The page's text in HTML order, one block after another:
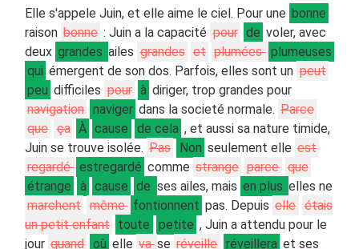
Elle s'appele Juin, et elle aime le ciel. Pour une bonne
raison bonne : Juin a la capacité pour de voler, avec
deux grandes ailes grandes et plumées plumeuses
qui émergent de son dos. Parfois, elles sont un peut
peu difficiles pour à diriger, trop grandes pour
navigation naviger dans la societé normale. Parce
que ça À cause de cela , et aussi sa nature timide,
Juin se trouve isolée. Pas Non seulement elle est
regardé estregardé comme strange parce que
étrange
à cause de ses ailes, mais en plus elles ne
marchent même fontionnent pas. Depuis elle étais
un petit enfant toute petite , Juin a attendu pour le
jour quand où elle vase réveille réveillera et ses